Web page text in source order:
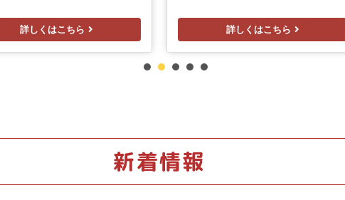
詳しくはこちら 詳しくはこちら
新着情報